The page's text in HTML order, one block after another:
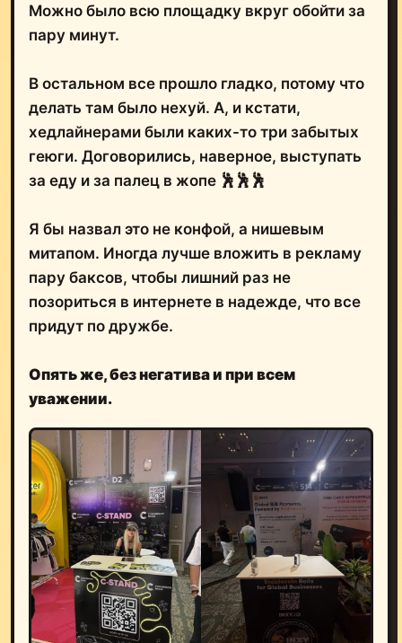
Можно было всю площадку вкруг обойти за
пару минут.
В остальном все прошло гладко, потому что
делать там было нехуй. А, и кстати,
хедлайнерами были каких-то три забытых
геюги. Договорились, наверное, выступать
за еду и за палец в жопе 🕺🕺🕺
Я бы назвал это не конфой, а нишевым
митапом. Иногда лучше вложить в рекламу
пару баксов, чтобы лишний раз не
позориться в интернете в надежде, что все
придут по дружбе.
Опять же, без негатива и при всем
уважении.